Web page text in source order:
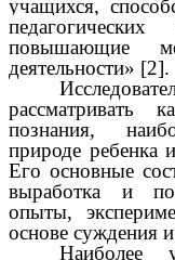
учащихся,
повышающие
деятельности» [2].
познания,
природе ребенка
Его основные
выработка и
опыты,
основе суждения
Наиболее